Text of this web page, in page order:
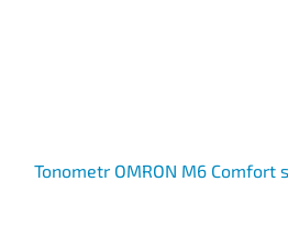
Tonometr OMRON M6 Comfort s